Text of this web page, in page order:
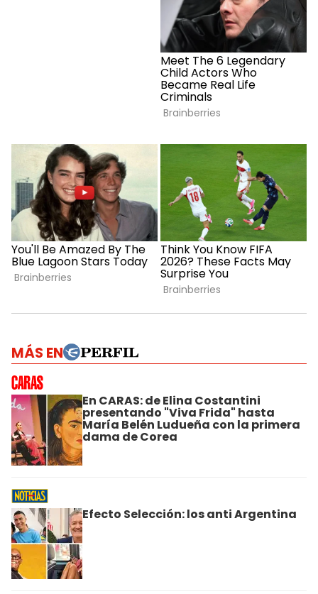
MÁS EN
En CARAS: de Elina Costantini
presentando "Viva Frida" hasta
María Belén Ludueña con la primera
dama de Corea
Efecto Selección: los anti Argentina